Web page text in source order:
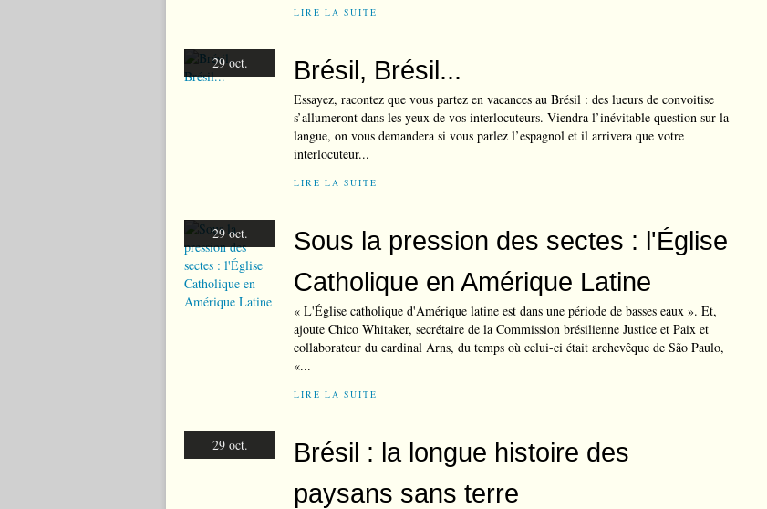
LIRE LA SUITE
29 oct. Brésil, Brésil...
Essayez, racontez que vous partez en vacances au Brésil : des lueurs de convoitise
s’allumeront dans les yeux de vos interlocuteurs. Viendra l’inévitable question sur la
langue, on vous demandera si vous parlez l’espagnol et il arrivera que votre
interlocuteur...
LIRE LA SUITE
29 oct.
Sous la pression des sectes : l'Église
Catholique en Amérique Latine
« L'Église catholique d'Amérique latine est dans une période de basses eaux ». Et,
ajoute Chico Whitaker, secrétaire de la Commission brésilienne Justice et Paix et
collaborateur du cardinal Arns, du temps où celui-ci était archevêque de São Paulo,
«...
LIRE LA SUITE
29 oct.
Brésil : la longue histoire des
paysans sans terre